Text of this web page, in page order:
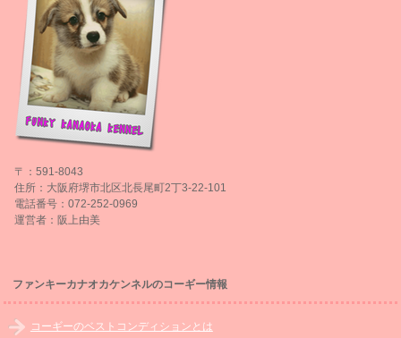
〒：591-8043
住所：大阪府堺市北区北長尾町2丁3-22-101
電話番号：072-252-0969
運営者：阪上由美
ファンキーカナオカケンネルのコーギー情報
コーギーのベストコンディションとは